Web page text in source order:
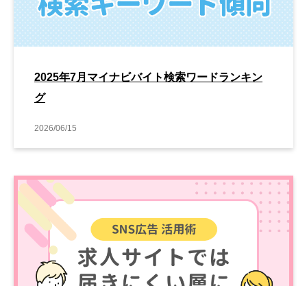
2025年7月マイナビバイト検索ワードランキン
グ
2026/06/15